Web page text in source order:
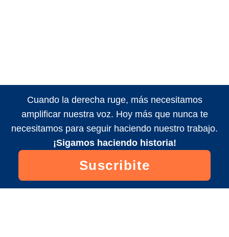
Cuando la derecha ruge, más necesitamos
amplificar nuestra voz. Hoy más que nunca te
necesitamos para seguir haciendo nuestro trabajo.
¡Sigamos haciendo historia!
Suscribite